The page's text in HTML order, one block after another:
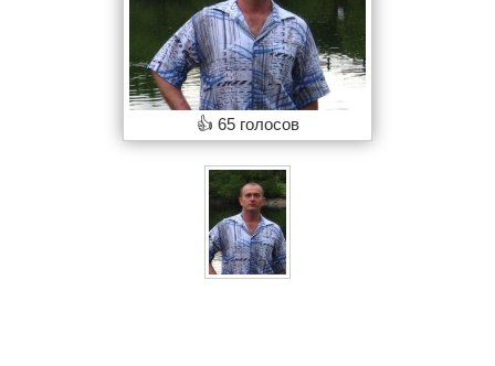
👍 65 голосов